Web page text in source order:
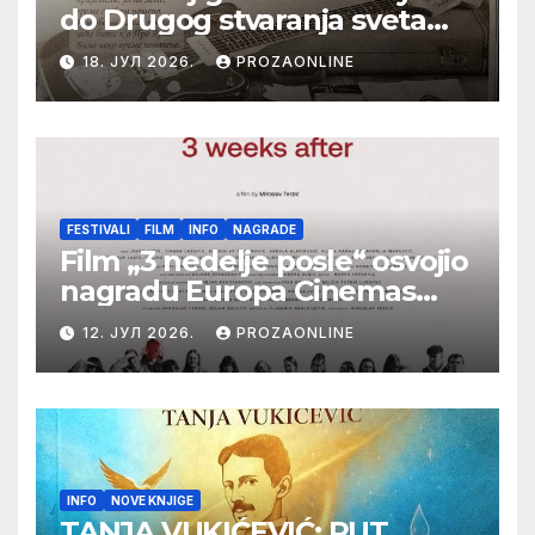
do Drugog stvaranja sveta
(bilo neko vreme pošteno)
(autor- Zlatomira Sremca,
Botoš 2022. godine,
samizdat)
18. ЈУЛ 2026. PROZAONLINE
FESTIVALI FILM INFO NAGRADE
Film „3 nedelje posle“ osvojio
nagradu Europa Cinemas
Label na Filmskom festivalu
u Karlovim Varima
12. ЈУЛ 2026. PROZAONLINE
INFO NOVE KNJIGE